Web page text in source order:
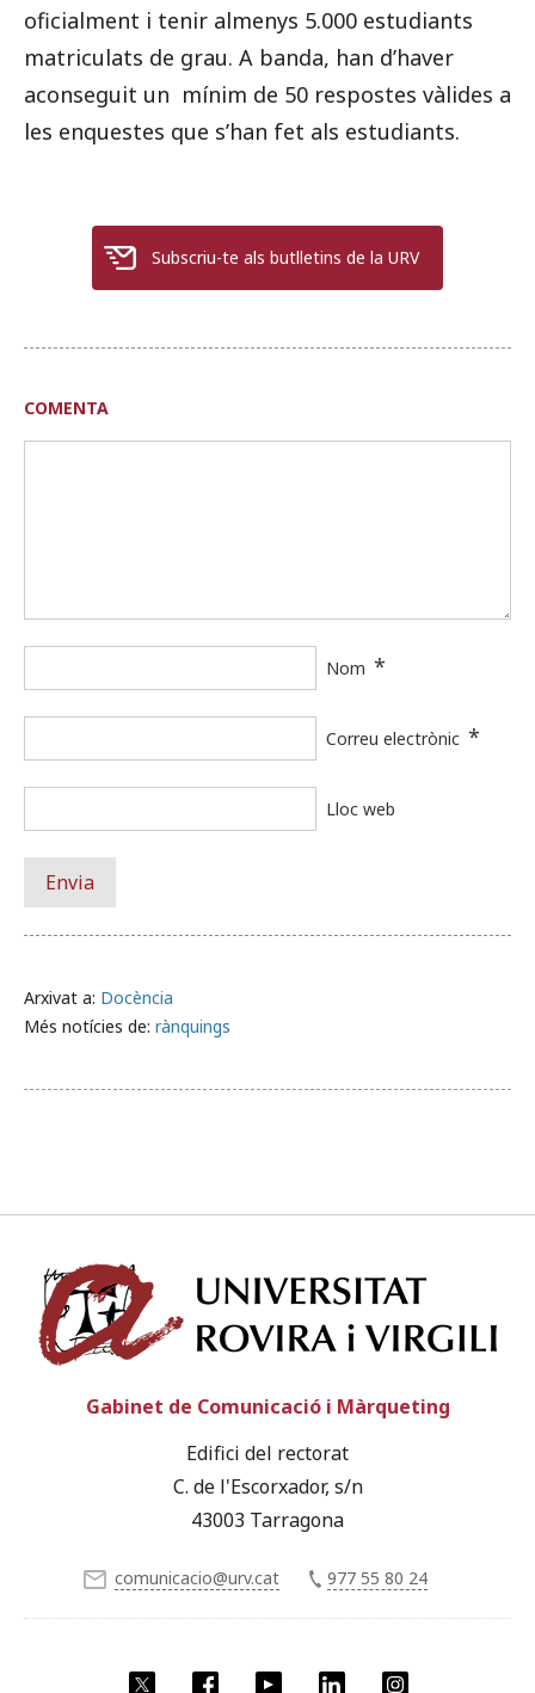
oficialment i tenir almenys 5.000 estudiants
matriculats de grau. A banda, han d’haver
aconseguit un mínim de 50 respostes vàlides a
les enquestes que s’han fet als estudiants.
Subscriu-te als butlletins de la URV
Arxivat a: Docència
Més notícies de: rànquings
COMENTA
Nom *
Correu electrònic *
Lloc web
Facebook YouTube LinkedIn
Gabinet de Comunicació i Màrqueting
Edifici del rectorat
C. de l'Escorxador, s/n
43003 Tarragona
comunicacio@urv.cat 977 55 80 24